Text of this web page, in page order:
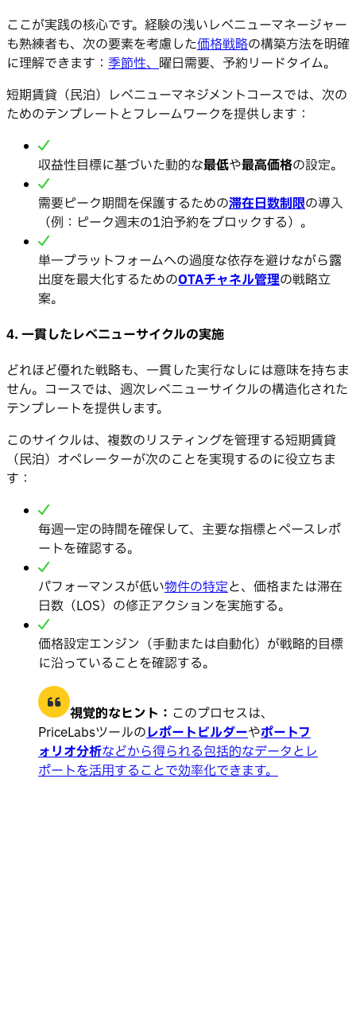
ここが実践の核心です。経験の浅いレベニューマネージャー
も熟練者も、次の要素を考慮した価格戦略の構築方法を明確
に理解できます： 季節性、曜日需要、予約リードタイム。
短期賃貸（民泊）レベニューマネジメントコースでは、次の
ためのテンプレートとフレームワークを提供します：
収益性目標に基づいた動的な最低や最高価格の設定。
需要ピーク期間を保護するための滞在日数制限の導入
（例：ピーク週末の1泊予約をブロックする）。
単一プラットフォームへの過度な依存を避けながら露
出度を最大化するためのOTAチャネル管理の戦略立
案。
4. 一貫したレベニューサイクルの実施
どれほど優れた戦略も、一貫した実行なしには意味を持ちま
せん。コースでは、週次レベニューサイクルの構造化された
テンプレートを提供します。
このサイクルは、複数のリスティングを管理する短期賃貸
（民泊）オペレーターが次のことを実現するのに役立ちま
す：
毎週一定の時間を確保して、主要な指標とペースレポ
ートを確認する。
パフォーマンスが低い物件の特定と、価格または滞在
日数（LOS）の修正アクションを実施する。
価格設定エンジン（手動または自動化）が戦略的目標
に沿っていることを確認する。
視覚的なヒント： このプロセスは、
PriceLabsツールのレポートビルダーやポートフ
ォリオ分析などから得られる包括的なデータとレ
ポートを活用することで効率化できます。